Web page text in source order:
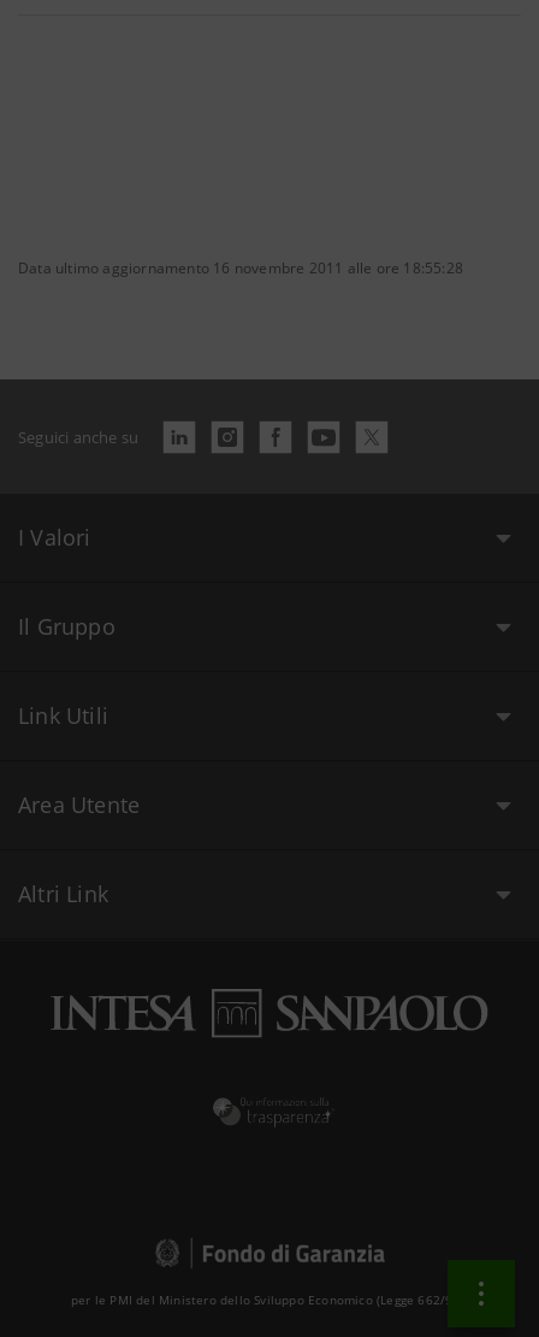
Data ultimo aggiornamento 16 novembre 2011 alle ore 18:55:28
Seguici anche su
I Valori
Il Gruppo
Link Utili
Area Utente
Altri Link
per le PMI del Ministero dello Sviluppo Economico (Legge 662/96 )